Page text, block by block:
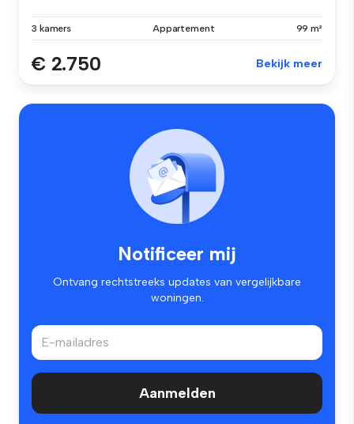
3 kamers Appartement 99 m²
€ 2.750 Bekijk meer
Notificeer mij
Ontvang rechtstreeks updates van vergelijkbare
woningen.
Aanmelden